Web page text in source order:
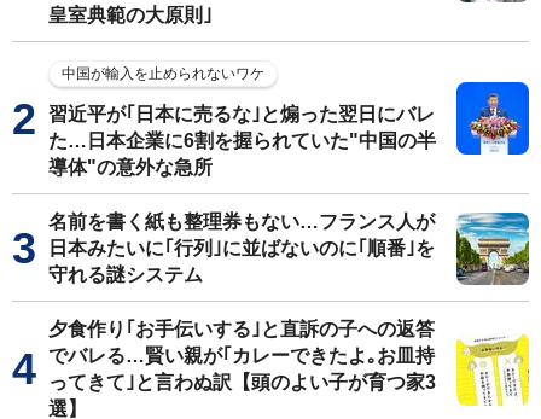
皇室典範の大原則｣
中国が輸入を止められないワケ
習近平が｢日本に売るな｣と煽った翌日にバレ
た…日本企業に6割を握られていた"中国の半
導体"の意外な急所
名前を書く紙も整理券もない…フランス人が
日本みたいに｢行列｣に並ばないのに｢順番｣を
守れる謎システム
夕食作り｢お手伝いする｣と直訴の子への返答
でバレる…賢い親が｢カレーできたよ｡お皿持
ってきて｣と言わぬ訳【頭のよい子が育つ家3
選】